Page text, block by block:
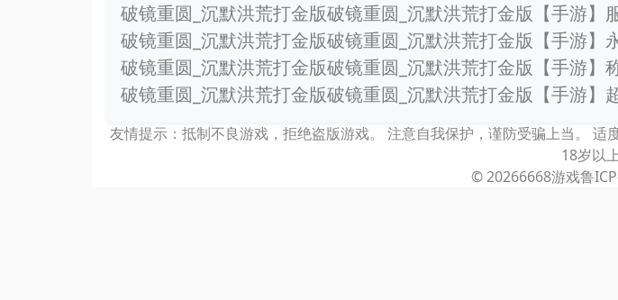
破镜重圆_沉默洪荒打金版破镜重圆_沉默洪荒打金版【手游】
破镜重圆_沉默洪荒打金版破镜重圆_沉默洪荒打金版【手游】
破镜重圆_沉默洪荒打金版破镜重圆_沉默洪荒打金版【手游】
破镜重圆_沉默洪荒打金版破镜重圆_沉默洪荒打金版【手游】
友情提示：抵制不良游戏，拒绝盗版游戏。 注意自我保护，谨防受骗上当。
18岁以
© 20266668游戏鲁